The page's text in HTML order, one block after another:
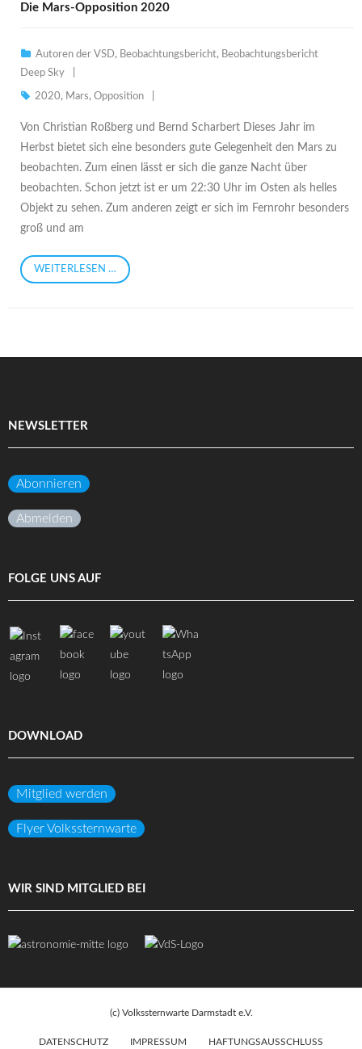
Die Mars-Opposition 2020
Autoren der VSD, Beobachtungsbericht, Beobachtungsbericht
Deep Sky
2020, Mars, Opposition
Von Christian Roßberg und Bernd Scharbert Dieses Jahr im
Herbst bietet sich eine besonders gute Gelegenheit den Mars zu
beobachten. Zum einen lässt er sich die ganze Nacht über
beobachten. Schon jetzt ist er um 22:30 Uhr im Osten als helles
Objekt zu sehen. Zum anderen zeigt er sich im Fernrohr besonders
groß und am
WEITERLESEN …
NEWSLETTER
Abonnieren
Abmelden
FOLGE UNS AUF
DOWNLOAD
Mitglied werden
Flyer Volkssternwarte
WIR SIND MITGLIED BEI
(c) Volkssternwarte Darmstadt e.V.
DATENSCHUTZ IMPRESSUM HAFTUNGSAUSSCHLUSS